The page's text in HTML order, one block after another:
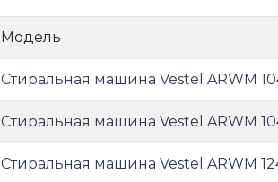
Модель
Стиральная машина Vestel ARWM
Стиральная машина Vestel ARWM
Стиральная машина Vestel ARWM